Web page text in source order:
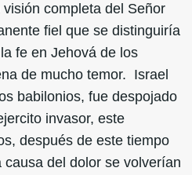
completa del Señor
fiel que se distinguiría
fe en Jehová de los
de mucho temor. Israel
babilonios, fue despojado
invasor, este
después de este tiempo
del dolor se volverían